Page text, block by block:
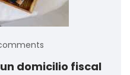
domicilio fiscal